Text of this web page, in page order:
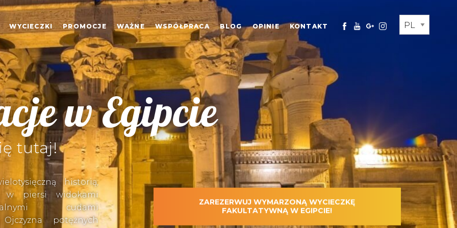
WYCIECZKI PROMOCJE WAŻNE WSPÓŁPRACA BLOG OPINIE KONTAKT
w Egipcie
tutaj!
historią,
w piersi widokami
cudami
potężnych
ZAREZERWUJ WYMARZONĄ WYCIECZKĘ
FAKULTATYWNĄ W EGIPCIE!